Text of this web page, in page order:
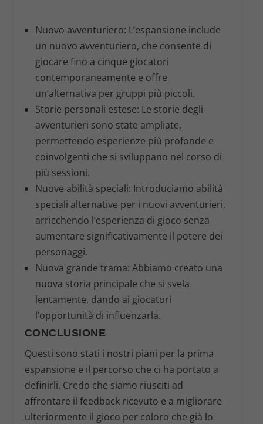
Nuovo avventuriero: L’espansione include
un nuovo avventuriero, che consente di
giocare fino a cinque giocatori
contemporaneamente e offre
un’alternativa per gruppi più piccoli.
Storie personali estese: Le storie degli
avventurieri sono state ampliate,
permettendo esperienze più profonde e
coinvolgenti che si sviluppano nel corso di
più sessioni.
Nuove abilità speciali: Introduciamo abilità
speciali alternative per i nuovi avventurieri,
arricchendo l’esperienza di gioco senza
aumentare significativamente il potere dei
personaggi.
Nuova grande trama: Abbiamo creato una
nuova storia principale che si svela
lentamente, dando ai giocatori
l’opportunità di influenzarla.
CONCLUSIONE
Questi sono stati i nostri piani per la prima
espansione e il percorso che ci ha portato a
definirli. Credo che siamo riusciti ad
affrontare il feedback ricevuto e a migliorare
ulteriormente il gioco per coloro che già lo